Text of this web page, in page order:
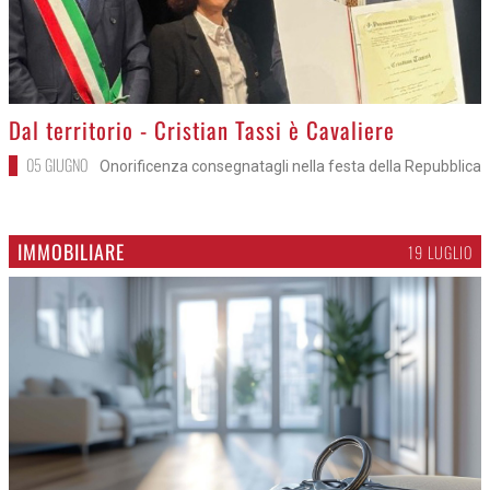
>
Dal territorio - Visite guidate e laboratori
18 GIUGNO Domenica apre l'orto botanico del Parco Del Serio
> Dal territorio - Cristian Tassi è Cavaliere
05 GIUGNO Onorificenza consegnatagli nella festa della Repubblica